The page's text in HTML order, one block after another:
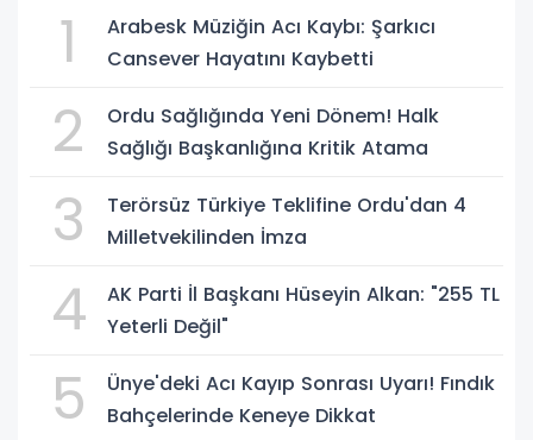
1
Arabesk Müziğin Acı Kaybı: Şarkıcı
Cansever Hayatını Kaybetti
2
Ordu Sağlığında Yeni Dönem! Halk
Sağlığı Başkanlığına Kritik Atama
3
Terörsüz Türkiye Teklifine Ordu'dan 4
Milletvekilinden İmza
4
AK Parti İl Başkanı Hüseyin Alkan: "255 TL
Yeterli Değil"
5
Ünye'deki Acı Kayıp Sonrası Uyarı! Fındık
Bahçelerinde Keneye Dikkat